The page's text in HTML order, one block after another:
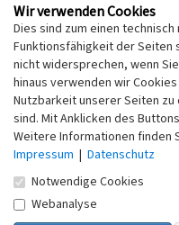
Schlagwörter
Brikettfabrik
Ort
Borna
Fachsicht(en)
Denkmalpflege
Erfassungsmaßstab
Keine Angabe
Wir verwenden Cookies
Dies sind zum einen
Funktionsfähigkeit der Seiten
nicht widersprechen, wenn
hinaus verwenden wir
Nutzbarkeit unserer Seiten
sind. Mit Anklicken des
Weitere Informationen finden
Impressum | Datenschutz
Notwendige Cookies
Webanalyse